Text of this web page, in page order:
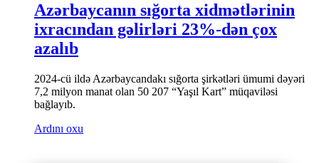
Azərbaycanın sığorta xidmətlərinin
ixracından gəlirləri 23%-dən çox
azalıb
2024-cü ildə Azərbaycandakı sığorta şirkətləri ümumi dəyəri
7,2 milyon manat olan 50 207 “Yaşıl Kart” müqaviləsi
bağlayıb.
Ardını oxu